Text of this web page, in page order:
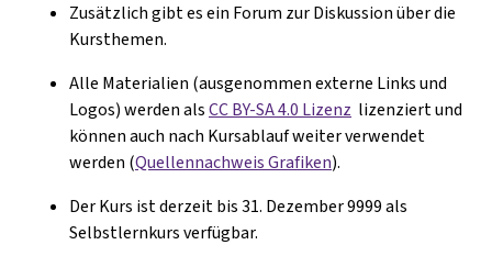
Zusätzlich gibt es ein Forum zur Diskussion über die
Kursthemen.
Alle Materialien (ausgenommen externe Links und
Logos) werden alsCC BY-SA 4.0 Lizenz lizenziert und
können auch nach Kursablauf weiter verwendet
werden (Quellennachweis Grafiken).
Der Kurs ist derzeit bis 31. Dezember 9999 als
Selbstlernkurs verfügbar.